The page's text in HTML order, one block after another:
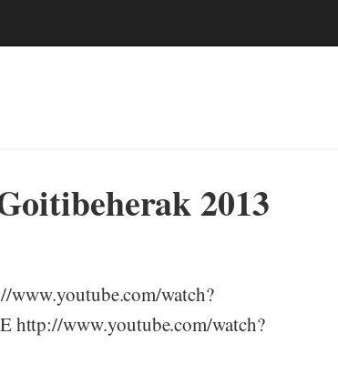
2013
www.youtube.com/watch?
http://www.youtube.com/watch?